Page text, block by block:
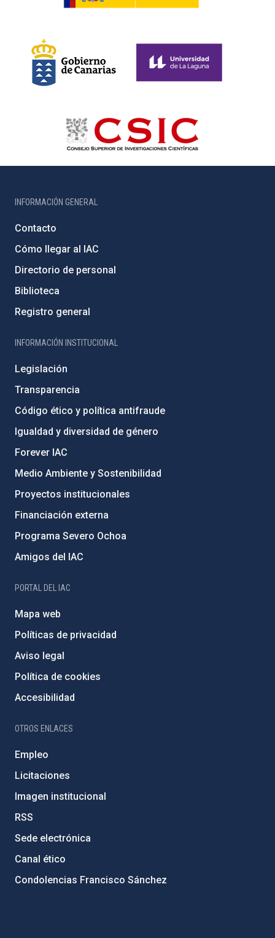
INFORMACIÓN GENERAL
Contacto
Cómo llegar al IAC
Directorio de personal
Biblioteca
Registro general
INFORMACIÓN INSTITUCIONAL
Legislación
Transparencia
Código ético y política antifraude
Igualdad y diversidad de género
Forever IAC
Medio Ambiente y Sostenibilidad
Proyectos institucionales
Financiación externa
Programa Severo Ochoa
Amigos del IAC
PORTAL DEL IAC
Mapa web
Políticas de privacidad
Aviso legal
Política de cookies
Accesibilidad
OTROS ENLACES
Empleo
Licitaciones
Imagen institucional
RSS
Sede electrónica
Canal ético
Condolencias Francisco Sánchez